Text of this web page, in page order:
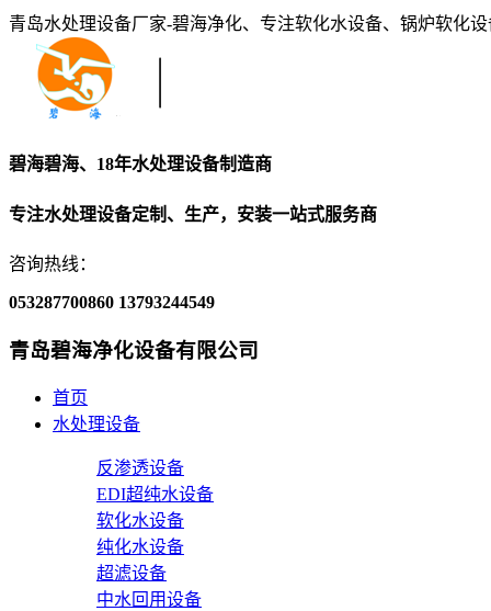
青岛水处理设备厂家-碧海净化、专注软化水设备、锅炉软化
碧海碧海、18年水处理设备制造商
专注水处理设备定制、生产，安装一站式服务商
咨询热线：
053287700860 13793244549
青岛碧海净化设备有限公司
首页
水处理设备
反渗透设备
EDI超纯水设备
软化水设备
纯化水设备
超滤设备
中水回用设备